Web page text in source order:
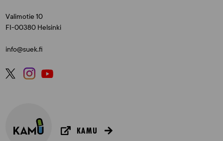
Valimotie 10
FI-00380 Helsinki
info@suek.fi
KAMU